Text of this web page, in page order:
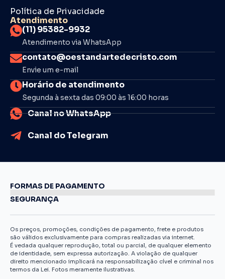
Política de Privacidade
Atendimento
(11) 95382-9932
Atendimento via WhatsApp
contato@oestandartedecristo.com
Envie um e-mail
Horário de atendimento
Segunda à sexta das 09:00 às 16:00 horas
Canal no WhatsApp
Canal do Telegram
FORMAS DE PAGAMENTO
SEGURANÇA
Os preços, promoções, condições de pagamento, frete e produtos
são válidos exclusivamente para compras realizadas via internet.
É vedada qualquer reprodução, total ou parcial, de qualquer elemento
de identidade, sem expressa autorização. A violação de qualquer
direito mencionado implicará na responsabilização cível e criminal nos
termos da Lei. Fotos meramente ilustrativas.